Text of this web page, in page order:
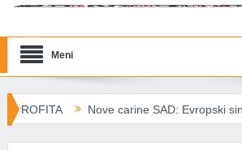
Meni
carine SAD: Evropski sindikati traže zaštitu